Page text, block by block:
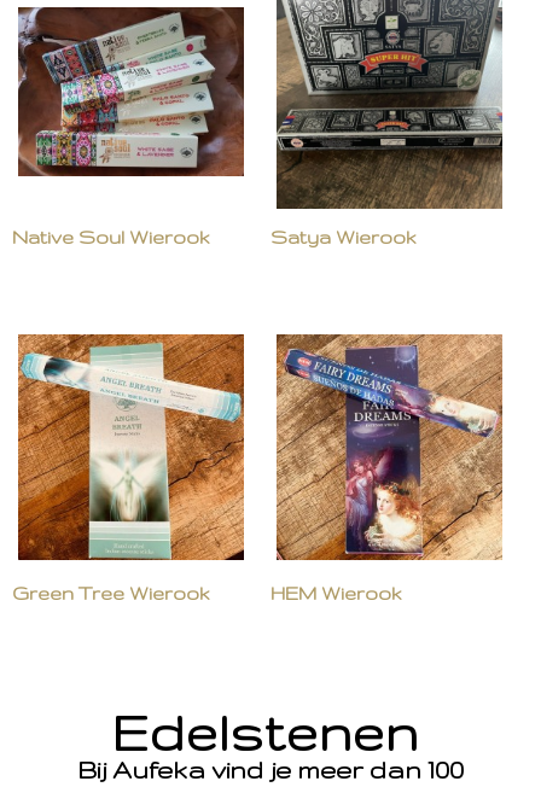
Native Soul Wierook Satya Wierook
Green Tree Wierook HEM Wierook
Edelstenen
Bij Aufeka vind je meer dan 100